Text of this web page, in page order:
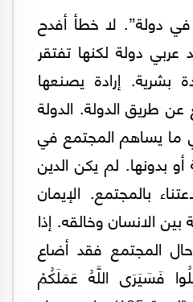
دولة”. لا خطأ أفدح
دولة لكنها تفتقر
بشرية. إرادة يصنعها
طريق الدولة. الدولة
ما يساهم المجتمع في
بدونها. لم يكن الدين
بالمجتمع. الإيمان
الانسان وخالقه. إذا
المجتمع فقد أضاع
فَسَيَرَى اللَّهُ عَمَلَكُمْ